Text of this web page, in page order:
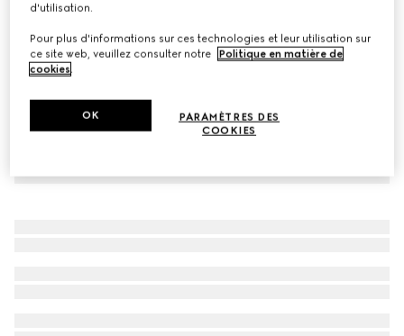
d'utilisation.
Pour plus d'informations sur ces technologies et leur utilisation sur
ce site web, veuillez consulter notre
Politique en matière de
cookies.
PARAMÈTRES DES
COOKIES
OK